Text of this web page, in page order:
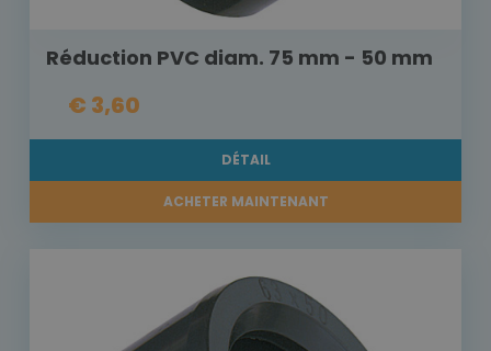
Réduction PVC diam. 75 mm - 50 mm
€ 3,60
DÉTAIL
ACHETER MAINTENANT